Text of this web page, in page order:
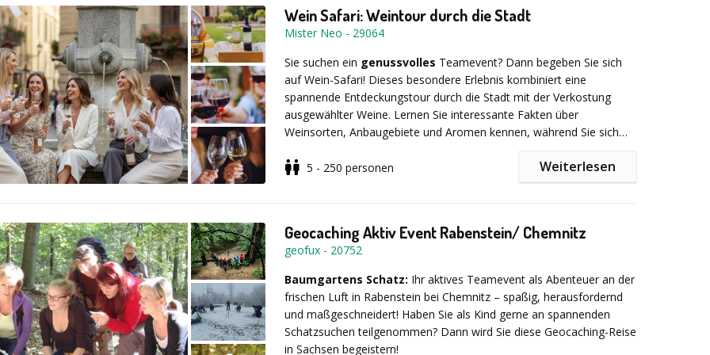
Wein Safari: Weintour durch die Stadt
Mister Neo - 29064
Sie suchen ein genussvolles Teamevent? Dann begeben Sie sich
auf Wein-Safari! Dieses besondere Erlebnis kombiniert eine
spannende Entdeckungstour durch die Stadt mit der Verkostung
ausgewählter Weine. Lernen Sie interessante Fakten über
Weinsorten, Anbaugebiete und Aromen kennen, während Sie sich
tauschen Sie sich mit Ihren Kollegen aus und entdecken Sie
Entdeckungsreise?
5 - 250 personen Weiterlesen
Geocaching Aktiv Event Rabenstein/ Chemnitz
geofux - 20752
Baumgartens Schatz: Ihr aktives Teamevent als Abenteuer an der
frischen Luft in Rabenstein bei Chemnitz – spaßig, herausfordernd
und maßgeschneidert! Haben Sie als Kind gerne an spannenden
Schatzsuchen teilgenommen? Dann wird Sie diese Geocaching-Reise
in Sachsen begeistern!